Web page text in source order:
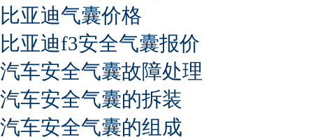
比亚迪气囊价格
比亚迪f3安全气囊报价
汽车安全气囊故障处理
汽车安全气囊的拆装
汽车安全气囊的组成